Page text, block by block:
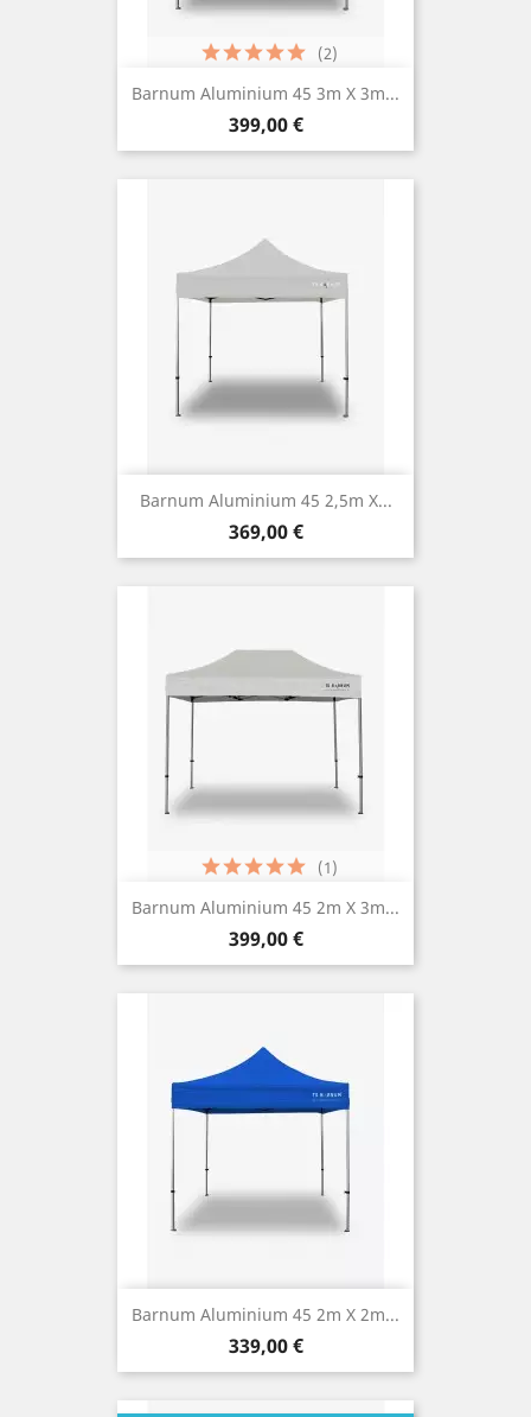
Barnum Aluminium 45 3m X 3m...
Prix
399,00 €
(2)
Barnum Aluminium 45 2,5m X...
Prix
369,00 €
Barnum Aluminium 45 2m X 3m...
Prix
399,00 €
(1)
Barnum Aluminium 45 2m X 2m...
Prix
339,00 €